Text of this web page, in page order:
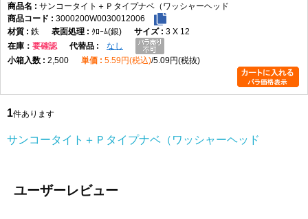
サンコータイト＋Ｐタイプナベ（ワッシャーヘッド
3000200W0030012006
鉄
ｸﾛｰﾑ(銀)
3 X 12
在庫
要確認
なし
2,500
5.59円(税込) 5.09円(税抜)
1件あります
サンコータイト＋Ｐタイプナベ（ワッシャーヘッド
ユーザーレビュー